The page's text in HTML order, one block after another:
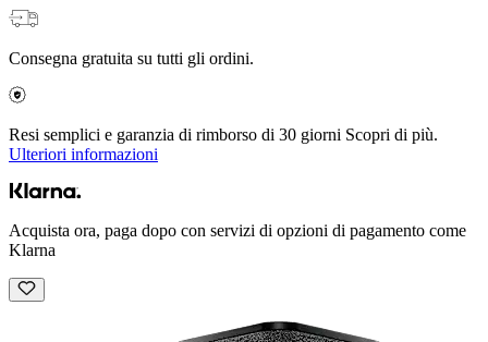
Consegna gratuita su tutti gli ordini.
Resi semplici e garanzia di rimborso di 30 giorni Scopri di più.
Ulteriori informazioni
Acquista ora, paga dopo con servizi di opzioni di pagamento come
Klarna